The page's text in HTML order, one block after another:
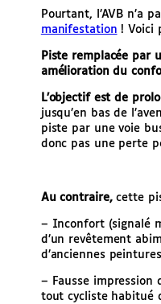
Pourtant, l’AVB n’a
manifestation ! Voici
Piste remplacée par
amélioration du
L’objectif est de
jusqu’en bas de
piste par une voie
donc pas une perte
Au contraire,cette
– Inconfort (signalé
d’un revêtement
d’anciennes
– Fausse impression
tout cycliste habitué